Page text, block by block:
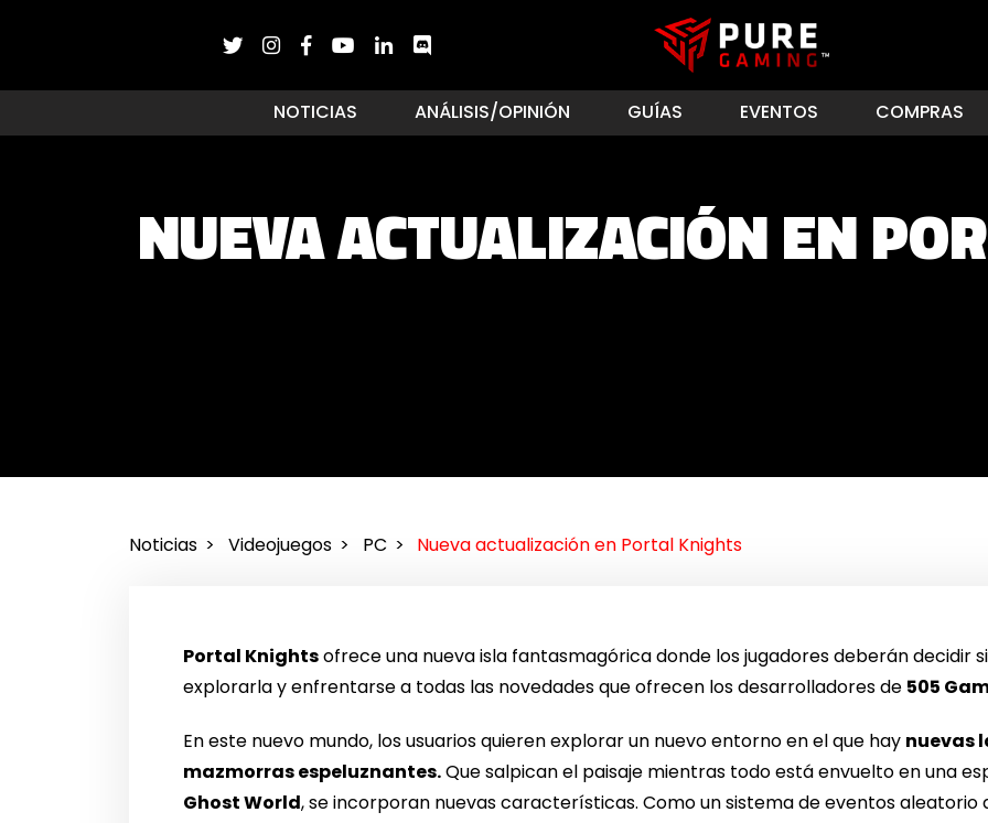
NOTICIAS ANÁLISIS/OPINIÓN GUÍAS EVENTOS COMPRAS
NUEVA ACTUALIZACIÓN EN
Noticias Videojuegos PC Nueva actualización en Portal Knights
Portal Knightsofrece una nueva isla fantasmagórica donde los jugadores deberán decidir
explorarla y enfrentarse a todas las novedades que ofrecen los desarrolladores de 505
En este nuevo mundo, los usuarios quieren explorar un nuevo entorno en el que hay nuevas
mazmorras espeluznantes.Que salpican el paisaje mientras todo está envuelto en una
Ghost World, se incorporan nuevas características. Como un sistema de eventos aleatorio